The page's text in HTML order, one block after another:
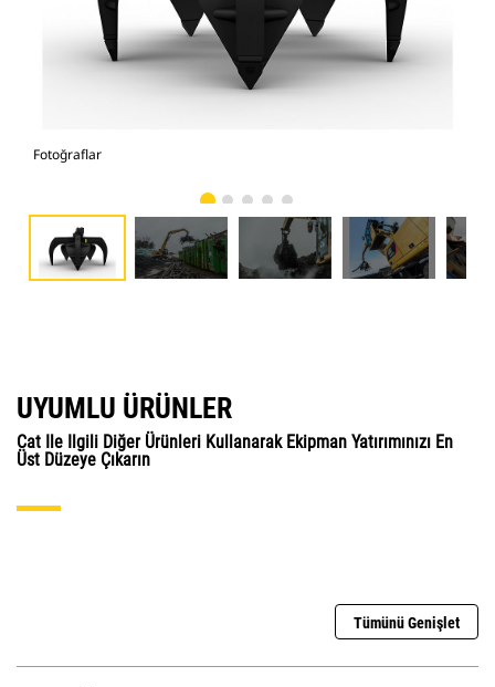
Fotoğraflar
UYUMLU ÜRÜNLER
Cat Ile Ilgili Diğer Ürünleri Kullanarak Ekipman Yatırımınızı En
Üst Düzeye Çıkarın
Tümünü Genişlet